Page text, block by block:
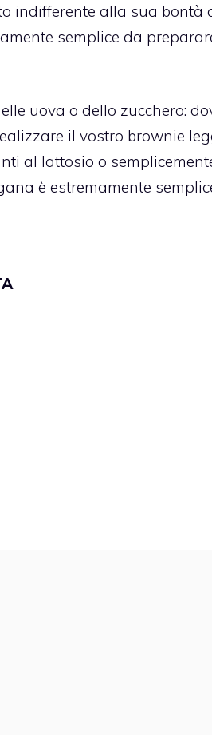
indifferente alla sua bontà
semplice da
uova o dello zucchero:
il vostro brownie
al lattosio o
è estremamente